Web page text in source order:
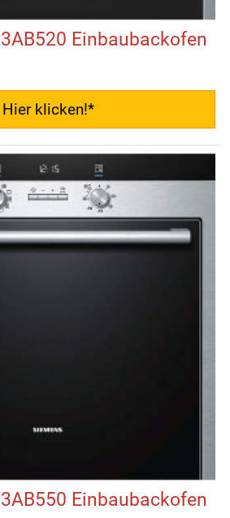
Einbaubackofen
Hier klicken!*
Einbaubackofen